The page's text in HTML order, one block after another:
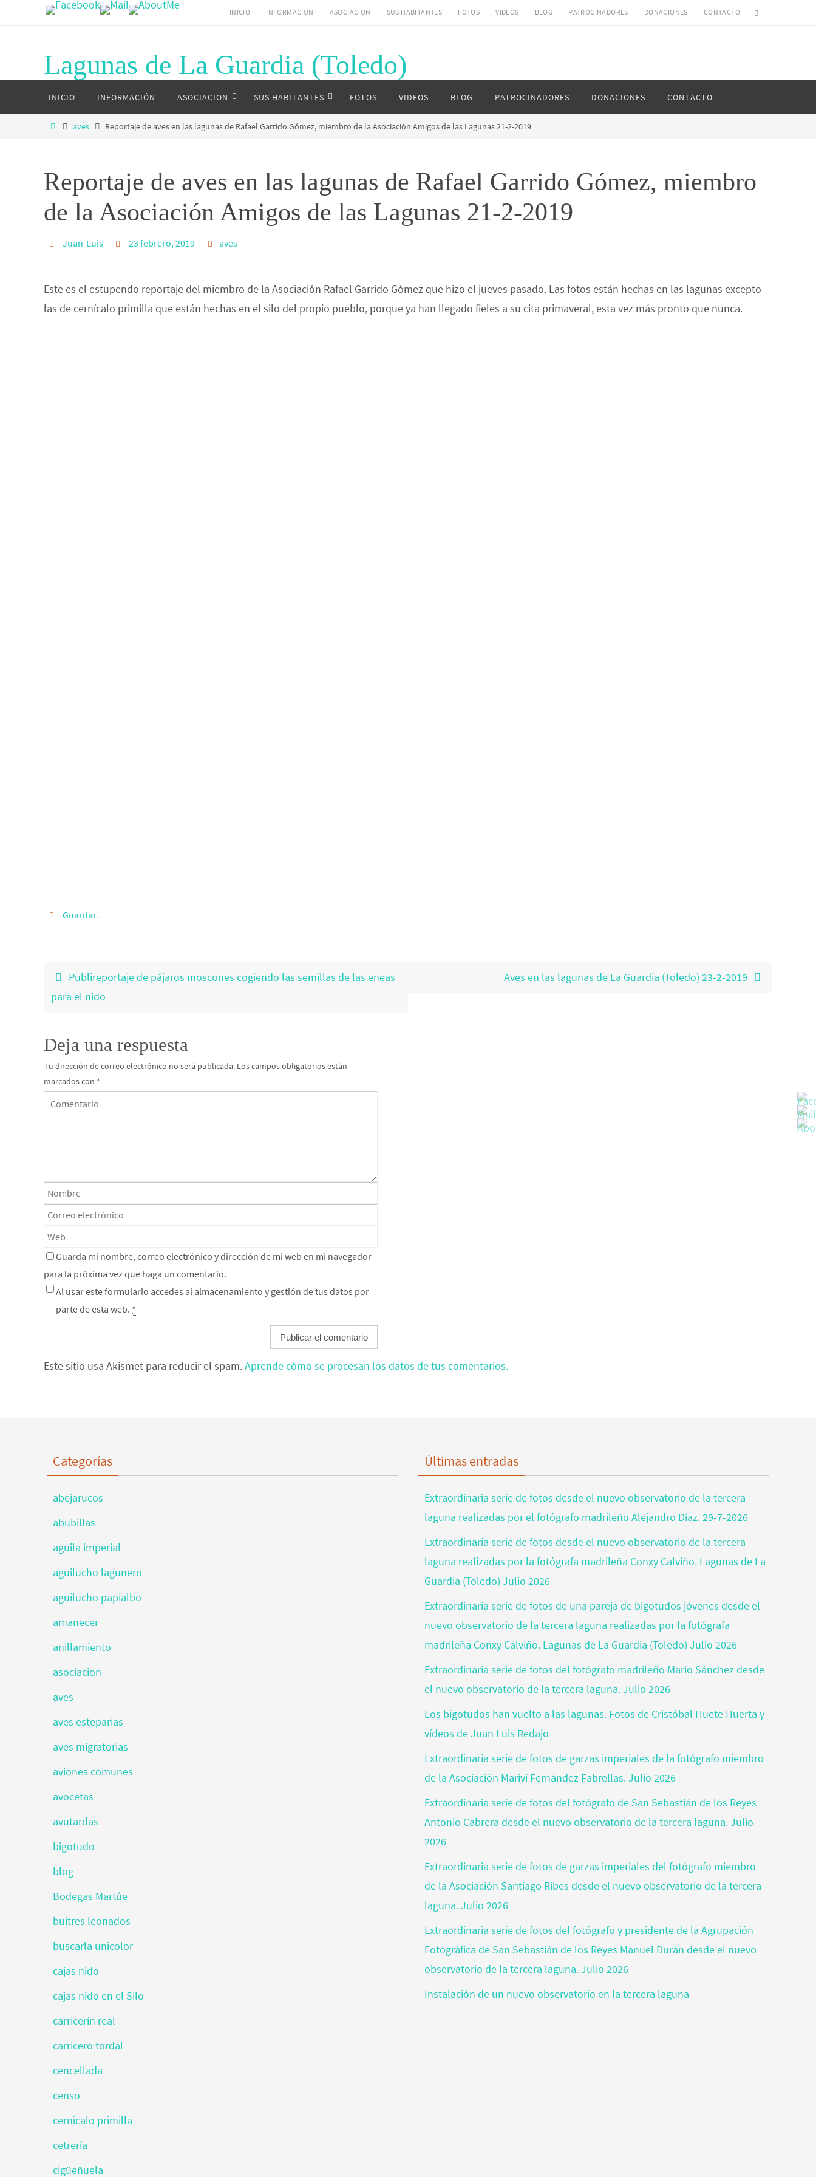
INICIO INFORMACIÓN ASOCIACION SUS HABITANTES FOTOS VIDEOS BLOG PATROCINADORES DONACIONES CONTACTO
Lagunas de La Guardia (Toledo)
Página web del complejo lagunar de La Guardia (Toledo)
contenido
INICIO INFORMACIÓN ASOCIACION SUS HABITANTES FOTOS VIDEOS BLOG PATROCINADORES DONACIONES CONTACTO
Inicioaves Reportaje de aves en las lagunas de Rafael Garrido Gómez, miembro de la Asociación Amigos de las Lagunas 21-2-2019
Reportaje de aves en las lagunas de Rafael Garrido Gómez, miembro
de la Asociación Amigos de las Lagunas 21-2-2019
Juan-Luis 23 febrero, 2019 aves
Este es el estupendo reportaje del miembro de la Asociación Rafael Garrido Gómez que hizo el jueves pasado. Las fotos están hechas en las lagunas excepto
las de cernícalo primilla que están hechas en el silo del propio pueblo, porque ya han llegado fieles a su cita primaveral, esta vez más pronto que nunca.
Guardar.
Publireportaje de pájaros moscones cogiendo las semillas de las eneas
para el nido
Aves en las lagunas de La Guardia (Toledo) 23-2-2019
Deja una respuesta
Tu dirección de correo electrónico no será publicada. Los campos obligatorios están
marcados con *
Guarda mi nombre, correo electrónico y dirección de mi web en mi navegador
para la próxima vez que haga un comentario.
Al usar este formulario accedes al almacenamiento y gestión de tus datos por
parte de esta web. *
Este sitio usa Akismet para reducir el spam.Aprende cómo se procesan los datos de tus comentarios.
Categorías
abejarucos
abubillas
aguila imperial
aguilucho lagunero
aguilucho papialbo
amanecer
anillamiento
asociacion
aves
aves esteparias
aves migratorias
aviones comunes
avocetas
avutardas
bigotudo
blog
Bodegas Martúe
buitres leonados
buscarla unicolor
cajas nido
cajas nido en el Silo
carricerín real
carricero tordal
cencellada
censo
cernicalo primilla
cetrería
cigüeñuela
Últimas entradas
Extraordinaria serie de fotos desde el nuevo observatorio de la tercera
laguna realizadas por el fotógrafo madrileño Alejandro Díaz. 29-7-2026
Extraordinaria serie de fotos desde el nuevo observatorio de la tercera
laguna realizadas por la fotógrafa madrileña Conxy Calviño. Lagunas de La
Guardia (Toledo) Julio 2026
Extraordinaria serie de fotos de una pareja de bigotudos jóvenes desde el
nuevo observatorio de la tercera laguna realizadas por la fotógrafa
madrileña Conxy Calviño. Lagunas de La Guardia (Toledo) Julio 2026
Extraordinaria serie de fotos del fotógrafo madrileño Mario Sánchez desde
el nuevo observatorio de la tercera laguna. Julio 2026
Los bigotudos han vuelto a las lagunas. Fotos de Cristóbal Huete Huerta y
vídeos de Juan Luis Redajo
Extraordinaria serie de fotos de garzas imperiales de la fotógrafo miembro
de la Asociación Mariví Fernández Fabrellas. Julio 2026
Extraordinaria serie de fotos del fotógrafo de San Sebastián de los Reyes
Antonio Cabrera desde el nuevo observatorio de la tercera laguna. Julio
2026
Extraordinaria serie de fotos de garzas imperiales del fotógrafo miembro
de la Asociación Santiago Ribes desde el nuevo observatorio de la tercera
laguna. Julio 2026
Extraordinaria serie de fotos del fotógrafo y presidente de la Agrupación
Fotográfica de San Sebastián de los Reyes Manuel Durán desde el nuevo
observatorio de la tercera laguna. Julio 2026
Instalación de un nuevo observatorio en la tercera laguna